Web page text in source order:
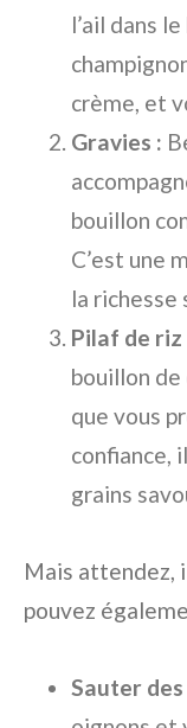
l’ail dans
crème, et
Gravies :
bouillon
C’est une
la richesse
Pilaf de riz
bouillon de
que vous
confiance,
grains
Mais attendez,
pouvez
Sauter